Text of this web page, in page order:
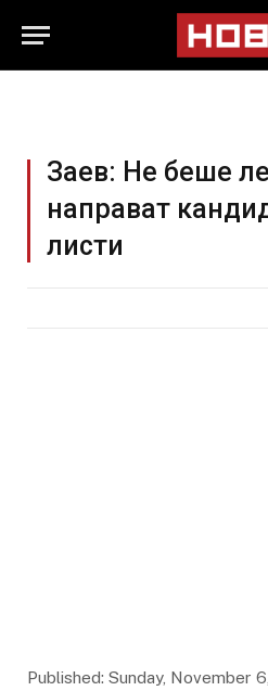
Заев: Не беше
направат
листи
Published: Sunday, November